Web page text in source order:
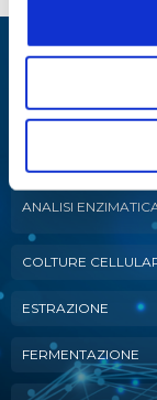
Abbiamo
strumenti per
ANALISI
COLTURE
ESTRAZIONE
FERMENTAZIONE